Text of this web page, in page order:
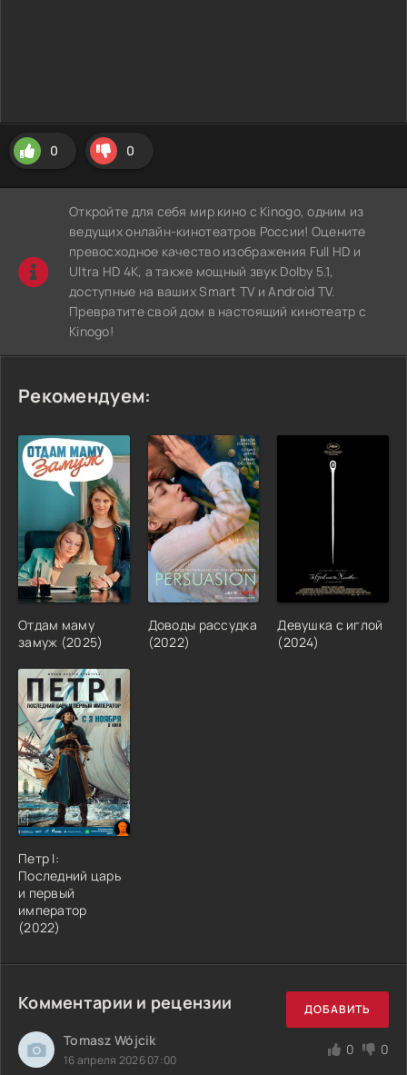
0 0
Откройте для себя мир кино с Kinogo, одним из
ведущих онлайн-кинотеатров России! Оцените
превосходное качество изображения Full HD и
Ultra HD 4K, а также мощный звук Dolby 5.1,
доступные на ваших Smart TV и Android TV.
Превратите свой дом в настоящий кинотеатр с
Kinogo!
Рекомендуем:
Отдам маму
замуж (2025)
Доводы рассудка
(2022)
Девушка с иглой
(2024)
Петр I:
Последний царь
и первый
император
(2022)
Комментарии и рецензии ДОБАВИТЬ
Tomasz Wójcik
16 апреля 2026 07:00
0 0